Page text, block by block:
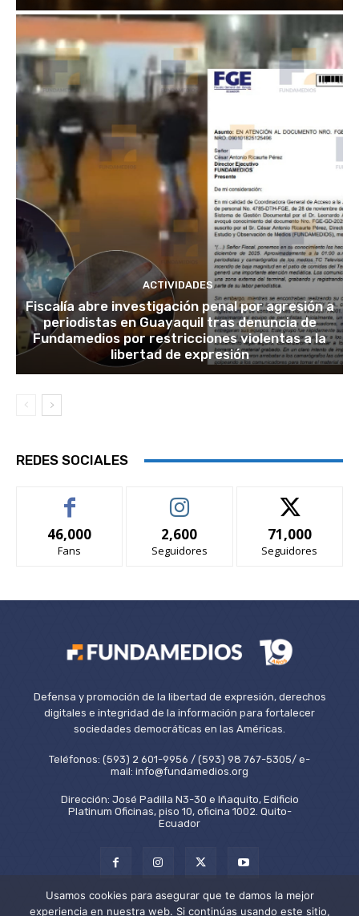
ACTIVIDADES
Fiscalía abre investigación penal por agresión a
periodistas en Guayaquil tras denuncia de
Fundamedios por restricciones violentas a la
libertad de expresión
REDES SOCIALES
46,000
Fans
2,600
Seguidores
71,000
Seguidores
Defensa y promoción de la libertad de expresión, derechos
digitales e integridad de la información para fortalecer
sociedades democráticas en las Américas.
Teléfonos: (593) 2 601-9956 / (593) 98 767-5305/ e-
mail: info@fundamedios.org
Dirección: José Padilla N3-30 e Iñaquito, Edificio
Platinum Oficinas, piso 10, oficina 1002. Quito-
Ecuador
Usamos cookies para asegurar que te damos la mejor
experiencia en nuestra web. Si continúas usando este sitio,